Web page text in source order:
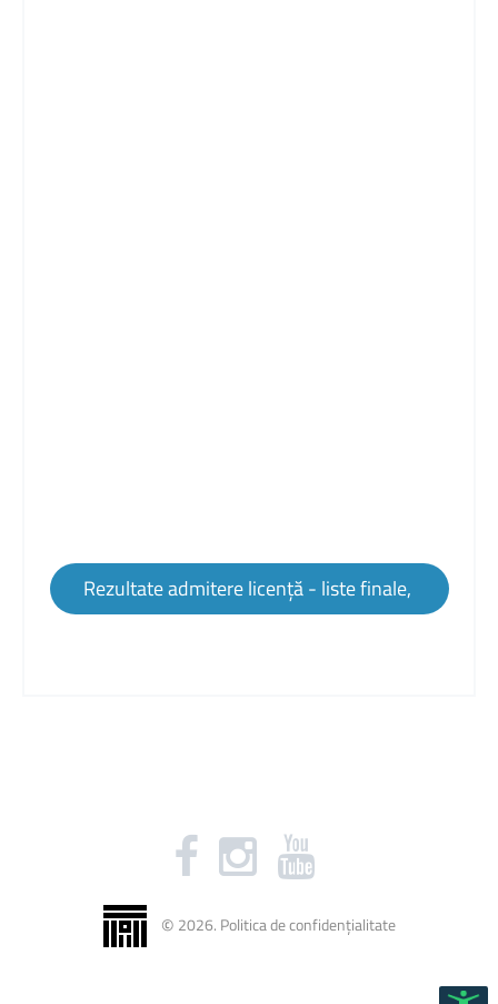
Rezultate admitere licență - liste finale,
© 2026. Politica de confidențialitate